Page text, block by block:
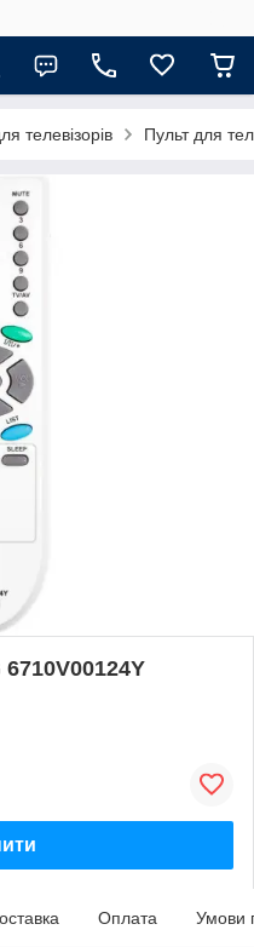
телевізорів Пульт для
Оплата Умови